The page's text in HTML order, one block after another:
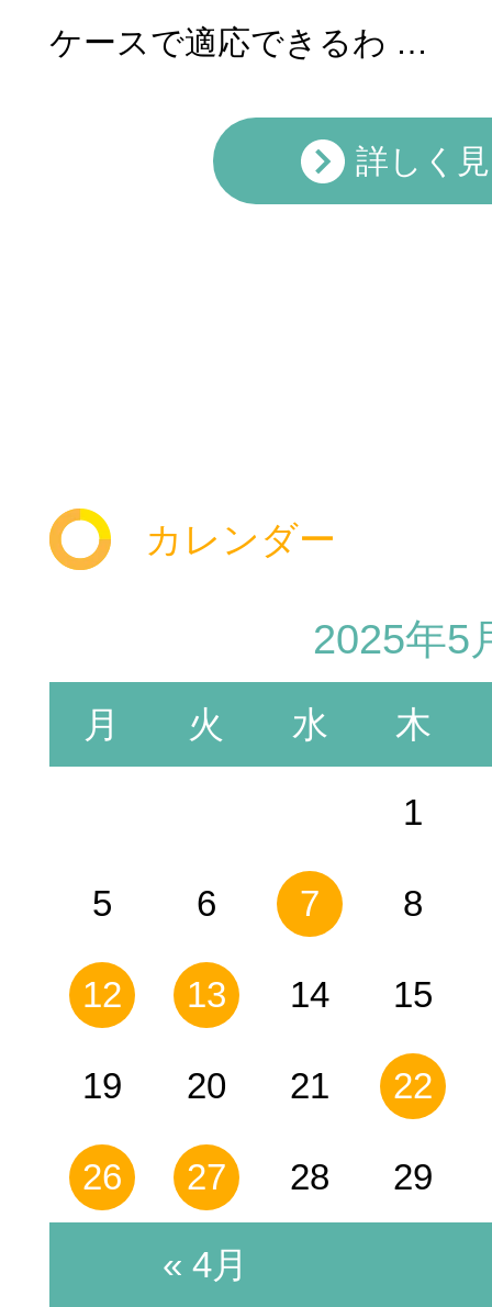
マタニティ
無料相談
ケースで適応できるわ …
詳しく
カレンダー
2025年5
月 火 水 木
« 4月
1
5 6 7 8
12 13 14 15
19 20 21 22
26 27 28 29